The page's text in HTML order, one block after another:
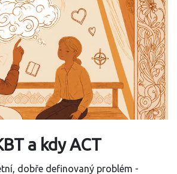
a kdy ACT
dobře definovaný problém -